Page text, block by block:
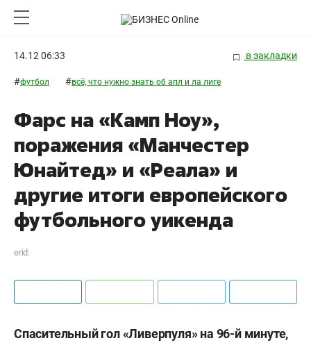
14.12 06:33 в закладки
#футбол #всё, что нужно знать об апл и ла лиге
Фарс на «Камп Ноу»,
поражения «Манчестер
Юнайтед» и «Реала» и
другие итоги европейского
футбольного уикенда
erid:
Спасительный гол «Ливерпуля» на 96-й минуте,